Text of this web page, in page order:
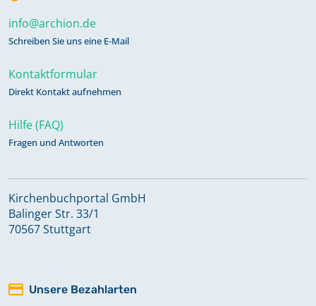
info@archion.de
Schreiben Sie uns eine E-Mail
Kontaktformular
Direkt Kontakt aufnehmen
Hilfe (FAQ)
Fragen und Antworten
Kirchenbuchportal GmbH
Balinger Str. 33/1
70567 Stuttgart
Unsere Bezahlarten